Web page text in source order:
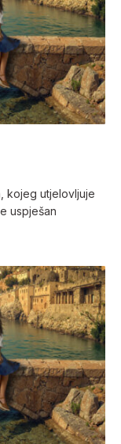
kojeg utjelovljuje
uspješan